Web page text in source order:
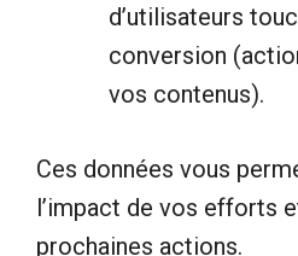
d’utilisateurs
conversion
vos contenus).
Ces données vous
l’impact de vos efforts
prochaines actions.